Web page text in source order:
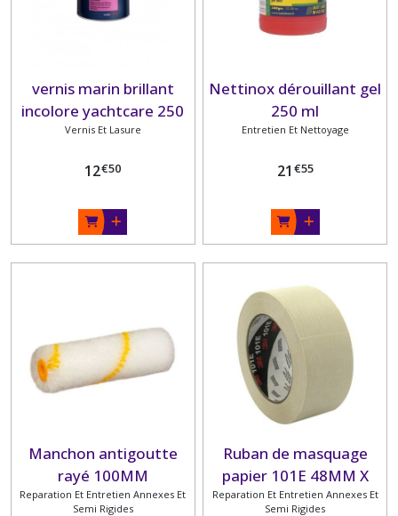
vernis marin brillant
incolore yachtcare 250
ML
Vernis Et Lasure
12€50
Nettinox dérouillant gel
250 ml
Entretien Et Nettoyage
21 €55
Manchon antigoutte
rayé 100MM
Reparation Et Entretien Annexes Et
Semi Rigides
Ruban de masquage
papier 101E 48MM X
50M
Reparation Et Entretien Annexes Et
Semi Rigides